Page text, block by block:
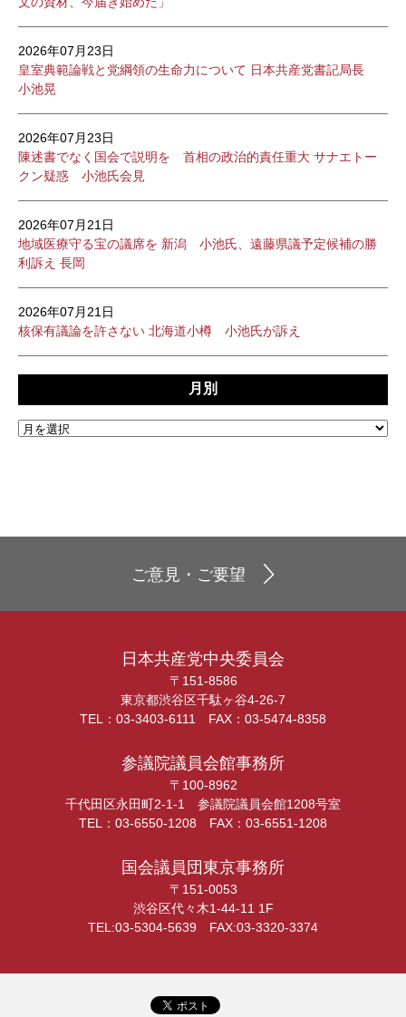
2026年07月23日
皇室典範論戦と党綱領の生命力について 日本共産党書記局長
小池晃
2026年07月23日
陳述書でなく国会で説明を 首相の政治的責任重大 サナエトー
クン疑惑 小池氏会見
2026年07月21日
地域医療守る宝の議席を 新潟 小池氏、遠藤県議予定候補の勝
利訴え 長岡
2026年07月21日
核保有議論を許さない 北海道小樽 小池氏が訴え
月別
ご意見・ご要望
日本共産党中央委員会
〒151-8586
東京都渋谷区千駄ヶ谷4-26-7
TEL：03-3403-6111 FAX：03-5474-8358
参議院議員会館事務所
〒100-8962
千代田区永田町2-1-1 参議院議員会館1208号室
TEL：03-6550-1208 FAX：03-6551-1208
国会議員団東京事務所
〒151-0053
渋谷区代々木1-44-11 1F
TEL:03-5304-5639 FAX:03-3320-3374